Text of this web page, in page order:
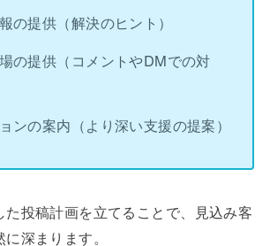
の提供（解決のヒント）
の提供（コメントやDMでの対
ンの案内（より深い支援の提案）
た投稿計画を立てることで、見込み客
深まります。